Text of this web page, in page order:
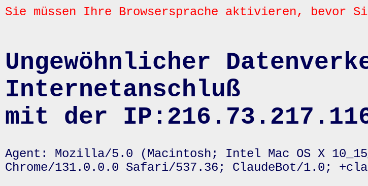
Sie müssen Ihre Browsersprache aktivieren, bevor
Ungewöhnlicher
Internetanschluß
mit der
Agent: Mozilla/5.0 (Macintosh; Intel Mac OS X
Chrome/131.0.0.0 Safari/537.36; ClaudeBot/1.0;